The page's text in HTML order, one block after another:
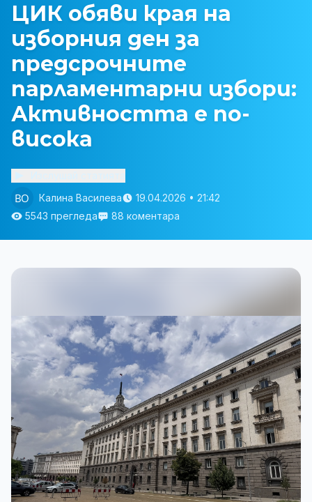
ЦИК обяви края на
изборния ден за
предсрочните
парламентарни избори:
Активността е по-
висока
Калина Василева
19.04.2026 • 21:42
5543 прегледа
88 коментара